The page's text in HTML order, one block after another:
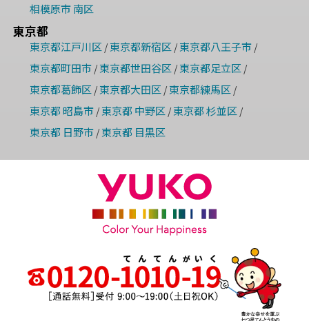
相模原市 南区
東京都
東京都江戸川区/ 東京都新宿区/ 東京都八王子市/
東京都町田市/ 東京都世田谷区/ 東京都足立区/
東京都葛飾区/ 東京都大田区/ 東京都練馬区/
東京都 昭島市/ 東京都 中野区/ 東京都 杉並区/
東京都 日野市/ 東京都 目黒区